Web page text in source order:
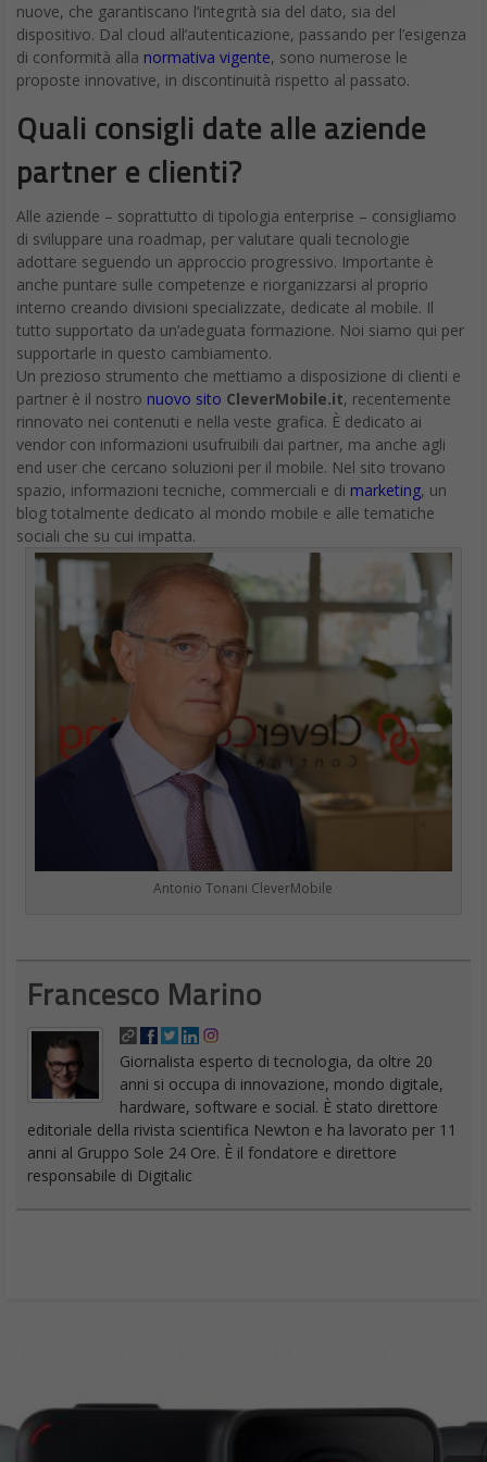
nuove, che garantiscano l’integrità sia del dato, sia del
dispositivo. Dal cloud all’autenticazione, passando per l’esigenza
di conformità alla normativa vigente, sono numerose le
proposte innovative, in discontinuità rispetto al passato.
Quali consigli date alle aziende
partner e clienti?
Alle aziende – soprattutto di tipologia enterprise – consigliamo
di sviluppare una roadmap, per valutare quali tecnologie
adottare seguendo un approccio progressivo. Importante è
anche puntare sulle competenze e riorganizzarsi al proprio
interno creando divisioni specializzate, dedicate al mobile. Il
tutto supportato da un’adeguata formazione. Noi siamo qui per
supportarle in questo cambiamento.
Un prezioso strumento che mettiamo a disposizione di clienti e
partner è il nostro nuovo sito CleverMobile.it, recentemente
rinnovato nei contenuti e nella veste grafica. È dedicato ai
vendor con informazioni usufruibili dai partner, ma anche agli
end user che cercano soluzioni per il mobile. Nel sito trovano
spazio, informazioni tecniche, commerciali e di marketing, un
blog totalmente dedicato al mondo mobile e alle tematiche
sociali che su cui impatta.
Antonio Tonani CleverMobile
Francesco Marino
Giornalista esperto di tecnologia, da oltre 20
anni si occupa di innovazione, mondo digitale,
hardware, software e social. È stato direttore
editoriale della rivista scientifica Newton e ha lavorato per 11
anni al Gruppo Sole 24 Ore. È il fondatore e direttore
responsabile di Digitalic